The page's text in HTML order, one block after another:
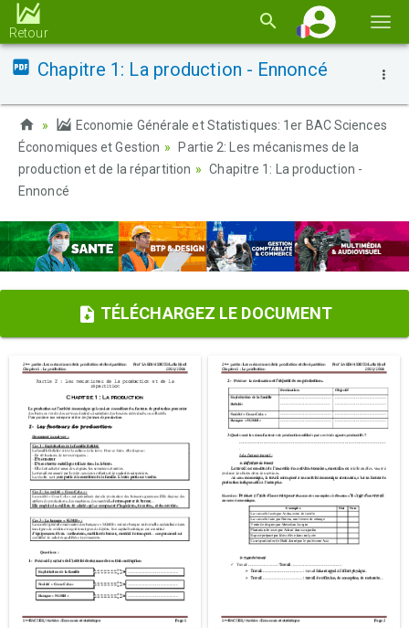
la
Retour
Chapitre 1: La production - Ennoncé
Economie Générale et Statistiques: 1er BAC Sciences
Économiques et Gestion
Partie 2: Les mécanismes de la
production et de la répartition
Chapitre 1: La production -
Ennoncé
TÉLÉCHARGEZ LE DOCUMENT